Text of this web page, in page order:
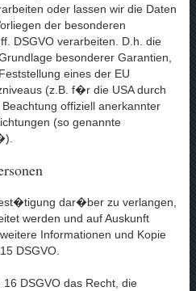
oder lassen wir die Daten
der besonderen
DSGVO verarbeiten. D.h. die
besonderer Garantien,
eines der EU
(z.B. f�r die USA durch
offiziell anerkannter
(so genannte
dar�ber zu verlangen,
werden und auf Auskunft
Informationen und Kopie
DSGVO.
DSGVO das Recht, die